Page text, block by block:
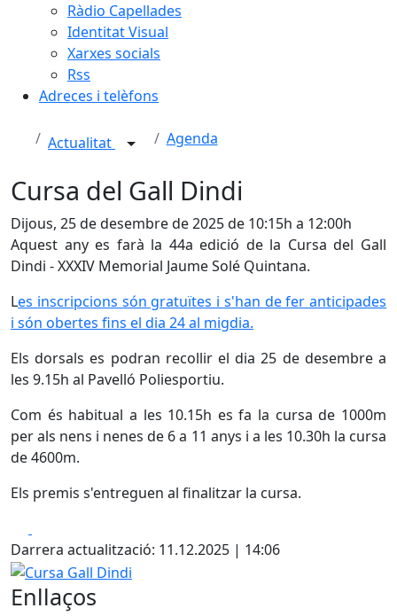
Ràdio Capellades
Identitat Visual
Xarxes socials
Rss
Adreces i telèfons
Actualitat Agenda
Cursa del Gall Dindi
Dijous, 25 de desembre de 2025 de 10:15h a 12:00h
Aquest any es farà la 44a edició de la Cursa del Gall
Dindi - XXXIV Memorial Jaume Solé Quintana.
Les inscripcions són gratuïtes i s'han de fer anticipades
i són obertes fins el dia 24 al migdia.
Els dorsals es podran recollir el dia 25 de desembre a
les 9.15h al Pavelló Poliesportiu.
Com és habitual a les 10.15h es fa la cursa de 1000m
per als nens i nenes de 6 a 11 anys i a les 10.30h la cursa
de 4600m.
Els premis s'entreguen al finalitzar la cursa.
Darrera actualització: 11.12.2025 | 14:06
Cursa Gall Dindi
Enllaços